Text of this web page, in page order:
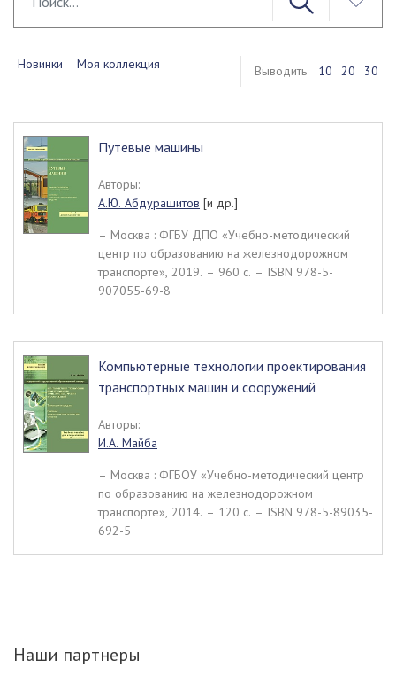
Новинки Моя коллекция Выводить 10 20 30
Путевые машины
Авторы:
А.Ю. Абдурашитов [и др.]
– Москва : ФГБУ ДПО «Учебно-методический
центр по образованию на железнодорожном
транспорте», 2019. – 960 c. – ISBN 978-5-
907055-69-8
Компьютерные технологии проектирования
транспортных машин и сооружений
Авторы:
И.А. Майба
– Москва : ФГБОУ «Учебно-методический центр
по образованию на железнодорожном
транспорте», 2014. – 120 c. – ISBN 978-5-89035-
692-5
Наши партнеры